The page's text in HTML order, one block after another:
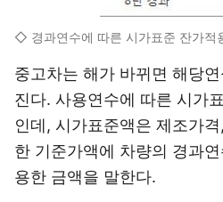
◇ 경과연수에 따른 시가표준 잔가
중고차는 해가 바뀌면 해당
진다. 사용연수에 따른 시가
인데, 시가표준액은 제조가
한 기준가액에 차량의 경과
용한 금액을 말한다.